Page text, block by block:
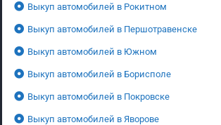
Выкуп автомобилей в Рокитном
Выкуп автомобилей в Першотравенске
Выкуп автомобилей в Южном
Выкуп автомобилей в Борисполе
Выкуп автомобилей в Покровске
Выкуп автомобилей в Яворове